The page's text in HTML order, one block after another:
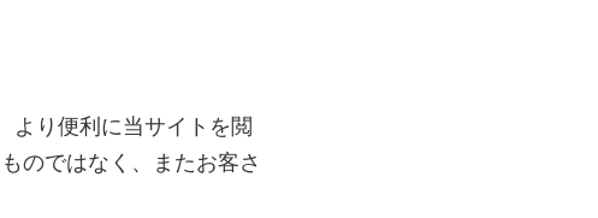
より便利に当サイトを閲
のではなく、またお客さ